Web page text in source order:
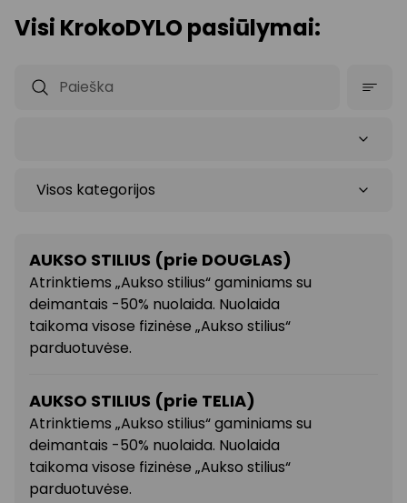
Visi KrokoDYLO pasiūlymai:
AUKSO STILIUS (prie DOUGLAS)
Atrinktiems „Aukso stilius“ gaminiams su
deimantais -50% nuolaida. Nuolaida
taikoma visose fizinėse „Aukso stilius“
parduotuvėse.
AUKSO STILIUS (prie TELIA)
Atrinktiems „Aukso stilius“ gaminiams su
deimantais -50% nuolaida. Nuolaida
taikoma visose fizinėse „Aukso stilius“
parduotuvėse.